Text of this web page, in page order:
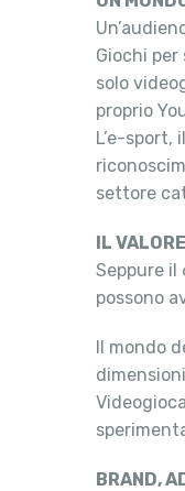
Giochi
solo
proprio
L’e-
settore
IL
Seppure il
possono
Il mondo
BRAND,